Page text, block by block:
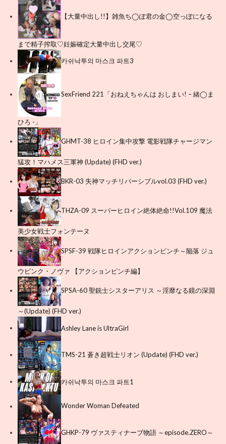
【大量中出し!!】雑魚ち◯ぽ君の金◯空っぽになる
まで精子搾取♡妊娠確定大量中出し交尾♡
카쉬낙투의 마스크 파트3
SexFriend 221「おねえちゃんは おしまい! – 緒◯ま
ひろ -」
GHMT-38 ヒロイン集中攻撃 電影戦隊チャージマン
猛攻！マハメス三軍神 (Update) (FHD ver.)
BKR-03 失神マッチリバーシブルvol.03 (FHD ver.)
THZA-09 スーパーヒロイン絶体絶命!!Vol.109 魔法
美少女戦士フォンテーヌ
SPSF-39 戦隊ヒロインアクションピンチ～陥落 ジュ
ウピンク・ノヴァ 【アクションピンチ編】
SPSA-60 聖銃士シスターアリス ～淫靡なる鏡の深淵
～(Update) (FHD ver.)
Ashley Lane is UltraGirl
TMS-21 蒼き超戦士リオン (Update) (FHD ver.)
카쉬낙투의 마스크 파트1
Wonder Woman Defeated
GHKP-79 ヴァスティナーブ物語 ～episode.ZERO～